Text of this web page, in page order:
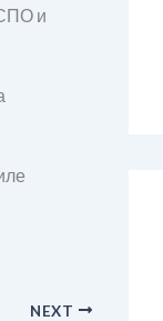
и
NEXT